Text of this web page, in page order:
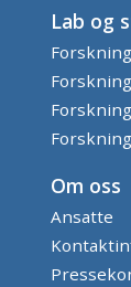
Lab og
Om oss
Ansatte